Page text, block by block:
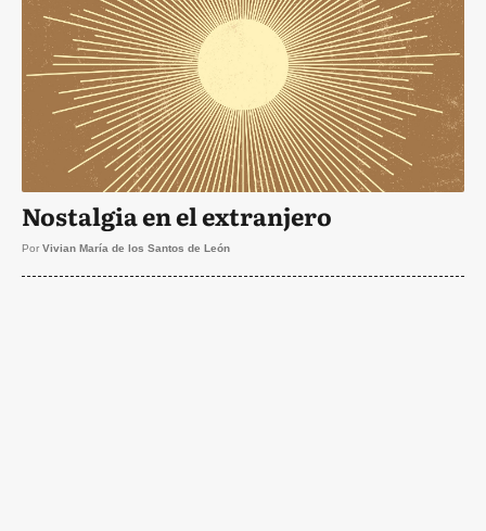
Nostalgia en el extranjero
Por Vivian María de los Santos de León